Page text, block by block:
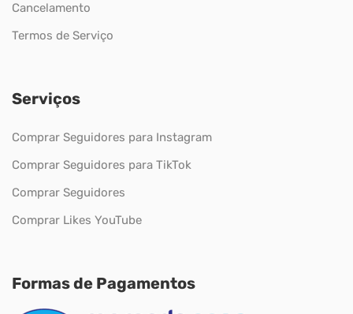
Cancelamento
Termos de Serviço
Serviços
Comprar Seguidores para Instagram
Comprar Seguidores para TikTok
Comprar Seguidores
Comprar Likes YouTube
Formas de Pagamentos